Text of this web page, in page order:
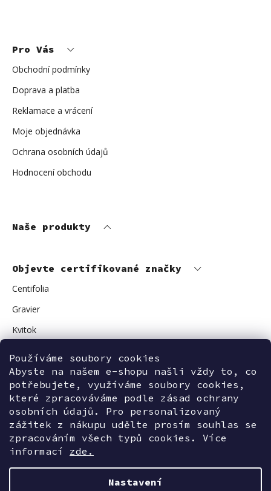
Používáme soubory cookies
Abyste na našem e-shopu našli vždy to, co
potřebujete, využíváme soubory cookies,
které zpracováváme podle zásad ochrany
osobních údajů. Pro personalizovaný
zážitek z nákupu udělte prosím souhlas se
zpracováním všech typů cookies. Více
informací zde.
Nastavení
Pro Vás
Obchodní podmínky
Doprava a platba
Reklamace a vrácení
Moje objednávka
Ochrana osobních údajů
Hodnocení obchodu
Naše produkty
Objevte certifikované značky
Centifolia
Gravier
Kvitok
Avant Skincare
Sonnentor
Kontaktujte nás